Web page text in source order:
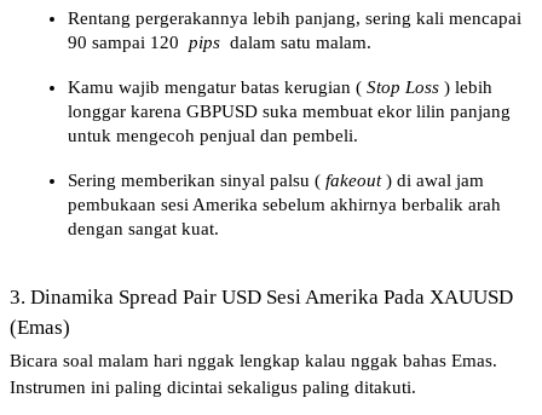
Rentang pergerakannya lebih panjang, sering kali mencapai
90 sampai 120 pips dalam satu malam.
Kamu wajib mengatur batas kerugian ( Stop Loss ) lebih
longgar karena GBPUSD suka membuat ekor lilin panjang
untuk mengecoh penjual dan pembeli.
Sering memberikan sinyal palsu ( fakeout ) di awal jam
pembukaan sesi Amerika sebelum akhirnya berbalik arah
dengan sangat kuat.
3. Dinamika Spread Pair USD Sesi Amerika Pada XAUUSD
(Emas)
Bicara soal malam hari nggak lengkap kalau nggak bahas Emas.
Instrumen ini paling dicintai sekaligus paling ditakuti.